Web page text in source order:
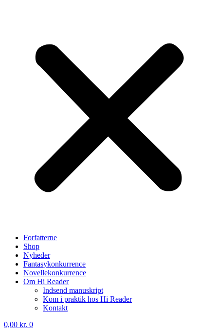
Forfatterne
Shop
Nyheder
Fantasykonkurrence
Novellekonkurrence
Om Hi Reader
Indsend manuskript
Kom i praktik hos Hi Reader
Kontakt
0,00 kr. 0